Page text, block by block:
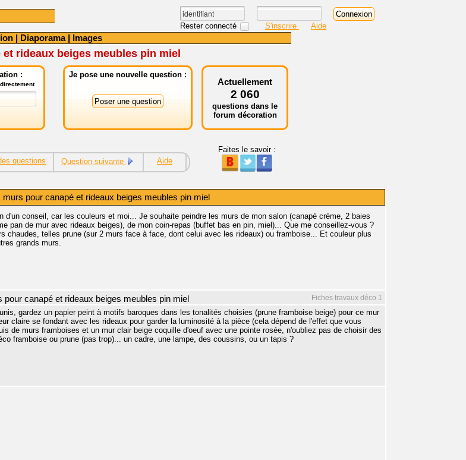
Rester connecté S'inscrire Aide
| Diaporama| Images
rideaux beiges meubles pin miel
: Je pose une nouvelle question :
Actuellement
2 060
questions dans le
forum décoration
questions Question suivante Aide
Faites le savoir :
murs pour canapé et rideaux beiges meubles pin miel
d'un conseil, car les couleurs et moi... Je souhaite peindre les murs de mon salon (canapé crème, 2 baies
pan de mur avec rideaux beiges), de mon coin-repas (buffet bas en pin, miel)... Que me conseillez-vous ?
chaudes, telles prune (sur 2 murs face à face, dont celui avec les rideaux) ou framboise... Et couleur plus
grands murs.
Fiches travaux déco 1
pour canapé et rideaux beiges meubles pin miel
gardez un papier peint à motifs baroques dans les tonalités choisies (prune framboise beige) pour ce mur
claire se fondant avec les rideaux pour garder la luminosité à la pièce (cela dépend de l'effet que vous
de murs framboises et un mur clair beige coquille d'oeuf avec une pointe rosée, n'oubliez pas de choisir des
framboise ou prune (pas trop)... un cadre, une lampe, des coussins, ou un tapis ?